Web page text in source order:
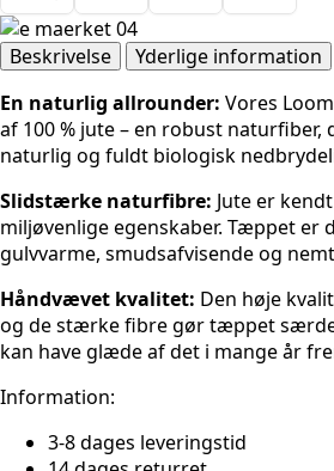
Natural
Ivory-
greige
antal
Beskrivelse
Yderlige information
En naturlig allrounder: Vores
af 100 % jute – en robust
naturlig og fuldt biologisk
Slidstærke naturfibre: Jute er
miljøvenlige egenskaber. Tæppet er
gulvvarme, smudsafvisende og
Håndvævet kvalitet: Den høje
og de stærke fibre gør tæppet
kan have glæde af det i mange år
Information:
3-8 dages leveringstid